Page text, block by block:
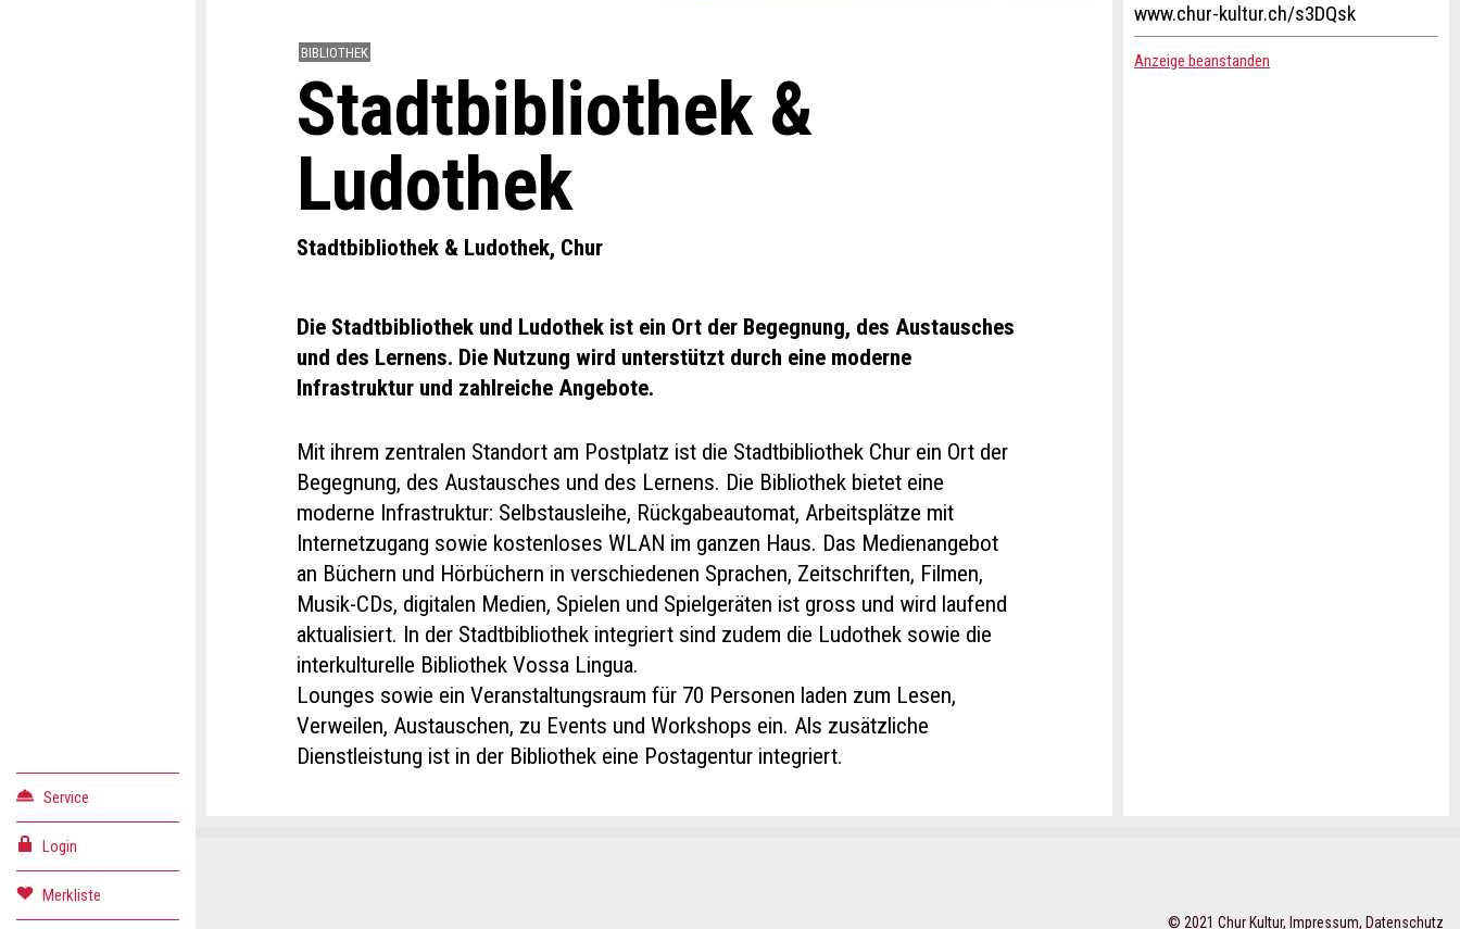
Service
Login
Merkliste
BIBLIOTHEK
Stadtbibliothek &
Ludothek
Stadtbibliothek & Ludothek, Chur
Die Stadtbibliothek und Ludothek ist ein Ort der Begegnung, des Austausches
und des Lernens. Die Nutzung wird unterstützt durch eine moderne
Infrastruktur und zahlreiche Angebote.
Mit ihrem zentralen Standort am Postplatz ist die Stadtbibliothek Chur ein Ort der
Begegnung, des Austausches und des Lernens. Die Bibliothek bietet eine
moderne Infrastruktur: Selbstausleihe, Rückgabeautomat, Arbeitsplätze mit
Internetzugang sowie kostenloses WLAN im ganzen Haus. Das Medienangebot
an Büchern und Hörbüchern in verschiedenen Sprachen, Zeitschriften, Filmen,
Musik-CDs, digitalen Medien, Spielen und Spielgeräten ist gross und wird laufend
aktualisiert. In der Stadtbibliothek integriert sind zudem die Ludothek sowie die
interkulturelle Bibliothek Vossa Lingua.
Lounges sowie ein Veranstaltungsraum für 70 Personen laden zum Lesen,
Verweilen, Austauschen, zu Events und Workshops ein. Als zusätzliche
Dienstleistung ist in der Bibliothek eine Postagentur integriert.
www.chur-kultur.ch/s3DQsk
Anzeige beanstanden
© 2021 Chur Kultur, Impressum, Datenschutz